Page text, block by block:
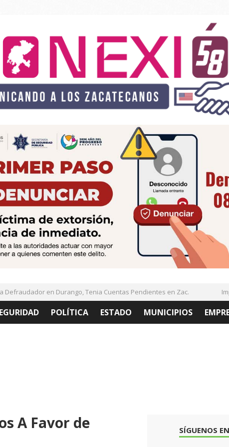
en Durango, Tenia Cuentas Pendientes en Zac.
POLÍTICA ESTADO MUNICIPIOS
A Favor de
SÍGUENOS